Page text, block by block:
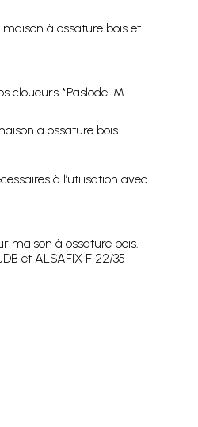
à ossature bois et
cloueurs *Paslode IM
à ossature bois.
à l’utilisation avec
maison à ossature bois.
et ALSAFIX F 22/35